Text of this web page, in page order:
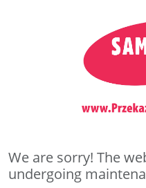
We are sorry! The
undergoing
PHONE NUMBER